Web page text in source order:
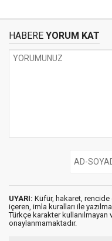
HABERE YORUM KAT
UYARI: Küfür, hakaret, rencide
içeren, imla kuralları ile
Türkçe karakter kullanılmayan
onaylanmamaktadır.